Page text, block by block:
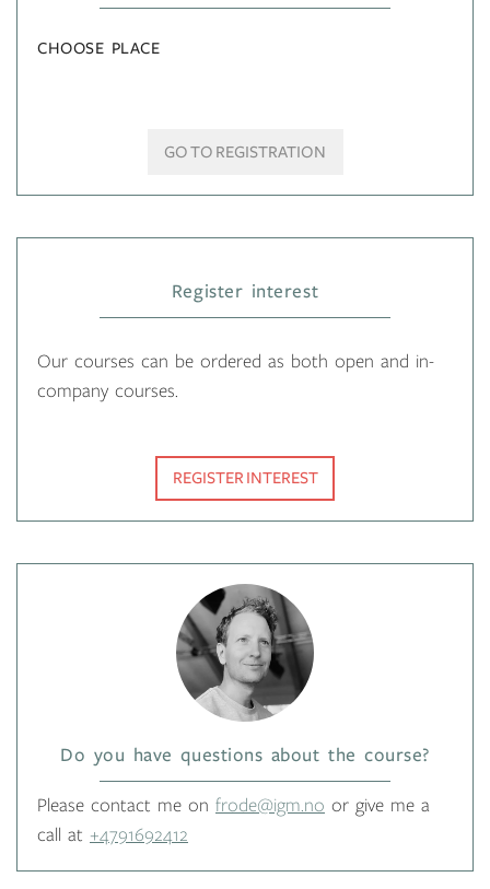
CHOOSE PLACE
GO TO REGISTRATION
Register interest
Our courses can be ordered as both open and in-
company courses.
REGISTER INTEREST
Do you have questions about the course?
Please contact me on frode@igm.no or give me a
call at +4791692412